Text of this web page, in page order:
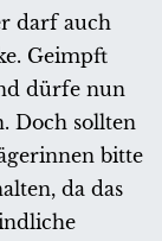
darf auch
Geimpft
dürfe nun
Doch sollten
bitte
da das